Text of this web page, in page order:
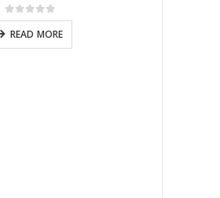
0sur 5
READ MORE